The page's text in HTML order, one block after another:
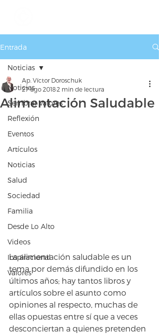
Entrada
Noticias
Sembrar Valores
Reflexión
Eventos
Artículos
Noticias
Salud
Sociedad
Familia
Desde Lo Alto
Videos
Inspiracional
Valores
Noticias
Alimentación Saludable
Ap. Víctor Doroschuk
27 ago 20182 min de lectura
La alimentación saludable es un
tema por demás difundido en los
últimos años; hay tantos libros y
artículos sobre el asunto como
opiniones al respecto, muchas de
ellas opuestas entre sí que a veces
desconciertan a quienes pretenden